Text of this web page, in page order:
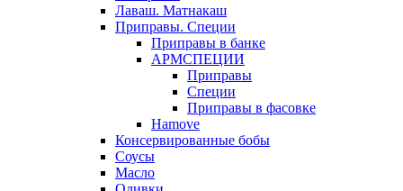
Лаваш. Матнакаш
Приправы. Специи
Приправы в банке
АРМСПЕЦИИ
Приправы
Специи
Приправы в фасовке
Hamove
Консервированные бобы
Соусы
Масло